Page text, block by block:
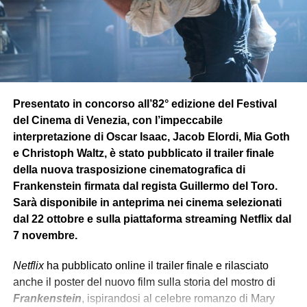
dellapropria
. Dopo essersi risvegliato dal congelamento
alla fine della guerra, scopre che è stata vinta e l’Hydra
sconfitto, ma nota che il mondo non è più come lo aveva
lasciato.
team dello S.H.I.E.L.D affiancato daVedova Nerache lo
condurrà in diverse missioni sotto copertura. In una di
queste però si rende conto, insieme all’agente Romanoff
(Vedova Nera), che dietro lo S.H.I.E.L.D c’è una
cospirazione interna, e scopre che l’Hydra è
sopravvissutain segreto riuscendo a infiltrarsinello
S.H.I.E.L.D, rivelando anche che l’organizzazione ha
manipolatogli eventi globali più minacciosi e letali per
decenni.
PARALLELISMO MODERNO
Presentato in concorso all’82° edizione del Festival
del Cinema di Venezia, con l’impeccabile
interpretazione di Oscar Isaac, Jacob Elordi, Mia Goth
e Christoph Waltz, è stato pubblicato il trailer finale
della nuova trasposizione cinematografica di
Frankenstein firmata dal regista Guillermo del Toro.
Sarà disponibile in anteprima nei cinema selezionati
dal 22 ottobre e sulla piattaforma streaming Netflix dal
7 novembre.
Netflixha pubblicato online il trailer finale e rilasciato
anche il poster del nuovo film sulla storia del mostro di
Frankenstein, ispirandosi al celebre romanzo di Mary